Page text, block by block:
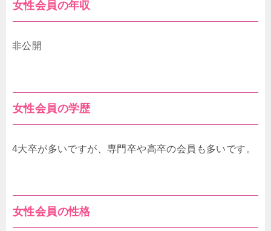
女性会員の年収
非公開
女性会員の学歴
4大卒が多いですが、専門卒や高卒の会員も多いです。
女性会員の性格